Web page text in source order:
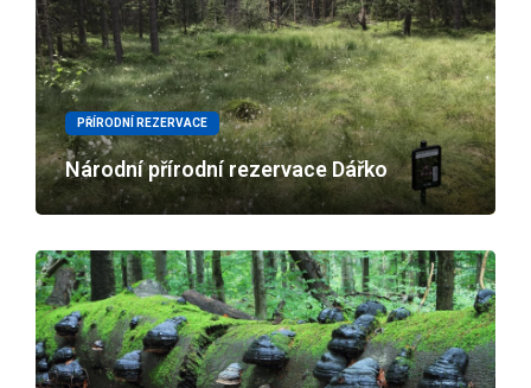
PŘÍRODNÍ REZERVACE
Národní přírodní rezervace Dářko